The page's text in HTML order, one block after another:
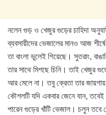
নলেন গুড় ও খেজুর গুড়ের চাহিদা
ব্যবসায়ীদের ভেজালের মানও আজ
তা বাংলা ভুলেই গিয়েছে। সুতরাং,
তার সাথে মিশছে চিনি। তাই খেজুর
আর মেলে না। তবু ক্রেতা তার
কৌশলটি যদি একবার জেনে যান,
পারেন গুড়ের খাঁটি ভেজাল। চলুন